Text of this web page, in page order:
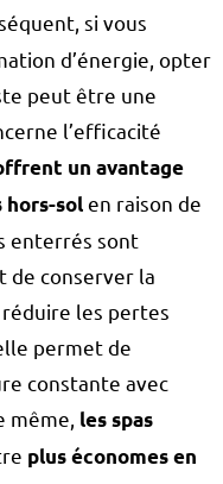
si vous
d’énergie, opter
peut être une
l’efficacité
un avantage
hors-solen raison de
enterrés sont
de conserver la
les pertes
permet de
constante avec
même, les spas
plus économes en